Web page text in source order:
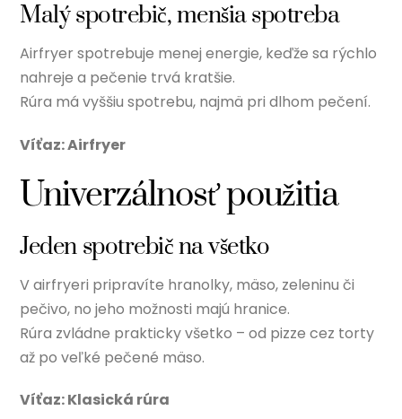
Malý spotrebič, menšia spotreba
Airfryer spotrebuje menej energie, keďže sa rýchlo
nahreje a pečenie trvá kratšie.
Rúra má vyššiu spotrebu, najmä pri dlhom pečení.
Víťaz: Airfryer
Univerzálnosť použitia
Jeden spotrebič na všetko
V airfryeri pripravíte hranolky, mäso, zeleninu či
pečivo, no jeho možnosti majú hranice.
Rúra zvládne prakticky všetko – od pizze cez torty
až po veľké pečené mäso.
Víťaz: Klasická rúra